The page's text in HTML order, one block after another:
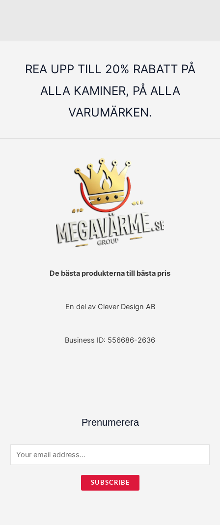
REA UPP TILL 20% RABATT PÅ
ALLA KAMINER, PÅ ALLA
VARUMÄRKEN.
De bästa produkterna till bästa pris
En del av Clever Design AB
Business ID: 556686-2636
Prenumerera
m
SUBSCRIBE